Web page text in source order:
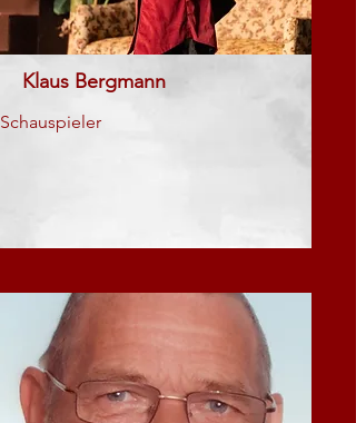
Klaus Bergmann
Schauspieler